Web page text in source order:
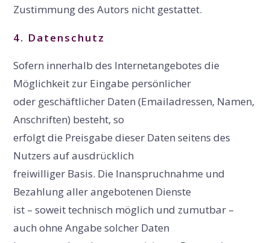
Zustimmung des Autors nicht gestattet.
4. Datenschutz
Sofern innerhalb des Internetangebotes die
Möglichkeit zur Eingabe persönlicher
oder geschäftlicher Daten (Emailadressen, Namen,
Anschriften) besteht, so
erfolgt die Preisgabe dieser Daten seitens des
Nutzers auf ausdrücklich
freiwilliger Basis. Die Inanspruchnahme und
Bezahlung aller angebotenen Dienste
ist – soweit technisch möglich und zumutbar –
auch ohne Angabe solcher Daten